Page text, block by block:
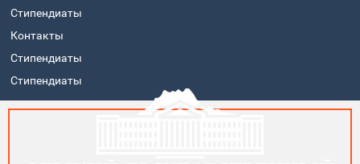
Стипендиаты
Контакты
Стипендиаты
Стипендиаты